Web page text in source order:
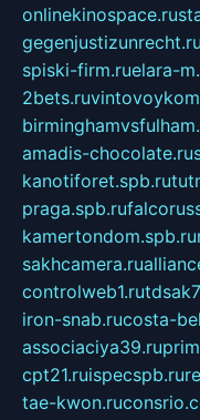
onlinekinospace.ru
gegenjustizunrecht.ru
spiski-firm.ruelara-
2bets.ru
amadis-chocolate.ru
kanotiforet.spb.ru
praga.spb.ru
kamertondom.spb.ru
sakhcamera.ru
controlweb1.ru
iron-snab.rucosta-
associaciya39.ru
cpt21.ruispecspb.ru
tae-kwon.ru